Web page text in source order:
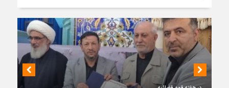
حضور میدانی واحد ثبتی دیر در آبدان؛ ارائه خدمات و نقشه‌برداری
رایگان برای کاهش مراجعات مردمی
1 ماه قبل
دبیر ستاد بزرگداشت هفته دولت در استان بوشهر منصوب شد
کمربندی دیر؛ مسیر نجاتی که در بن‌بست ترک‌فعل‌ها مانده است